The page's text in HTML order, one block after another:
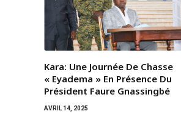
Kara: Une Journée De Chasse
« Eyadema » En Présence Du
Président Faure Gnassingbé
AVRIL 14, 2025